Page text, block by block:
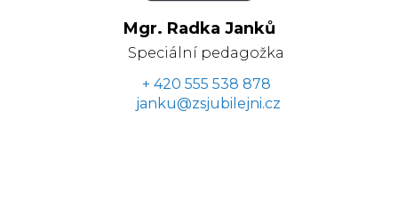
Mgr. Radka Janků
Speciální pedagožka
+ 420 555 538 878
janku@zsjubilejni.cz